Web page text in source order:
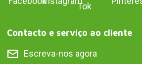
Contacto e serviço ao cliente
Escreva-nos agora